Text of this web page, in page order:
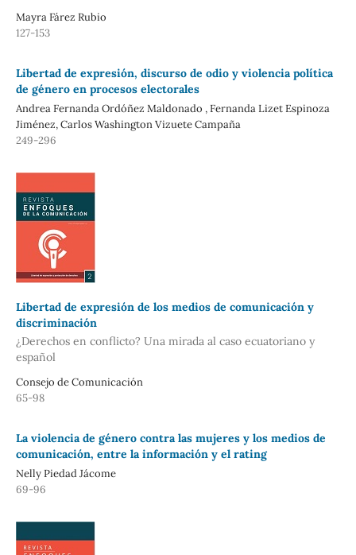
Mayra Fárez Rubio
127-153
Libertad de expresión, discurso de odio y violencia política
de género en procesos electorales
Andrea Fernanda Ordóñez Maldonado , Fernanda Lizet Espinoza
Jiménez, Carlos Washington Vizuete Campaña
249-296
Libertad de expresión de los medios de comunicación y
discriminación
¿Derechos en conflicto? Una mirada al caso ecuatoriano y
español
Consejo de Comunicación
65-98
La violencia de género contra las mujeres y los medios de
comunicación, entre la información y el rating
Nelly Piedad Jácome
69-96